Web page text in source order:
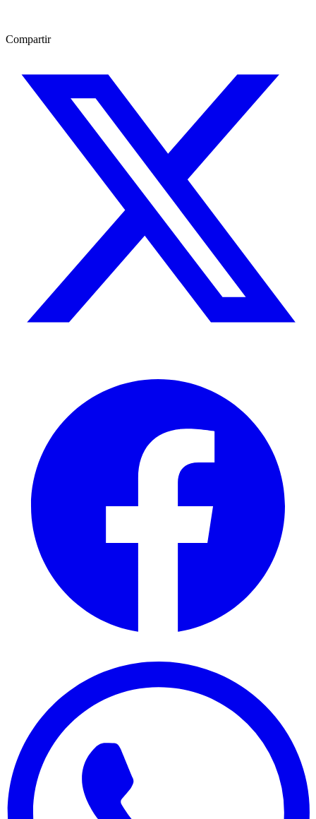
Compartir